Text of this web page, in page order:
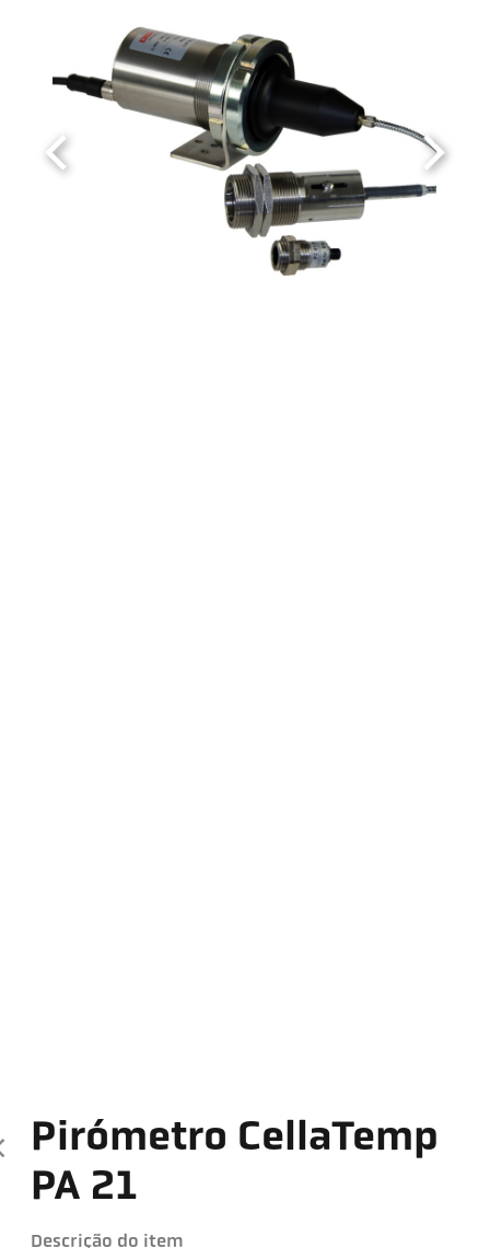
Pirómetro CellaTemp
PA 21
Descrição do item